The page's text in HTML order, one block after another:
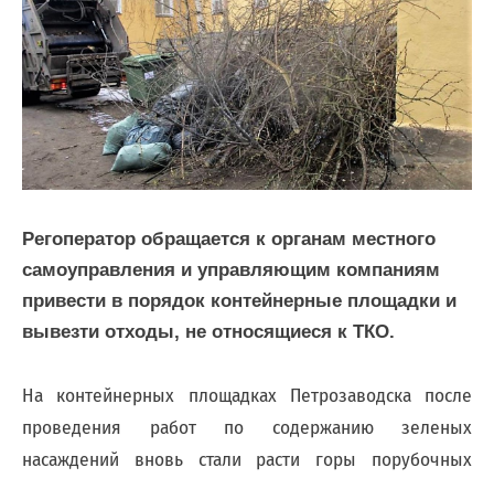
По
вопросам
заключения
договоров
и
за
услугу
по
обращению
Для
Регоператор обращается к органам местного
самоуправления и управляющим компаниям
привести в порядок контейнерные площадки и
вывезти отходы, не относящиеся к ТКО.
На контейнерных площадках Петрозаводска после
проведения работ по содержанию зеленых
насаждений вновь стали расти горы порубочных